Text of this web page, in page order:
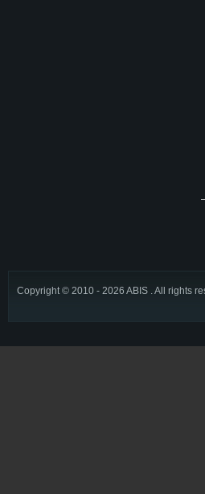
Copyright © 2010 - 2026 ABIS . All rights